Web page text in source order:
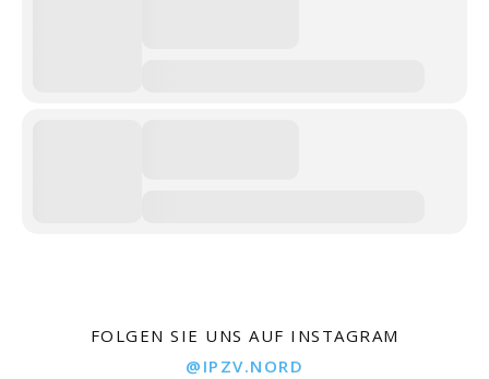
FOLGEN SIE UNS AUF INSTAGRAM
@IPZV.NORD